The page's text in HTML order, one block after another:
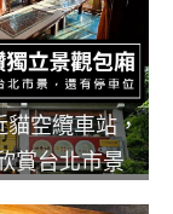
貓空纜車站，
賞台北市景